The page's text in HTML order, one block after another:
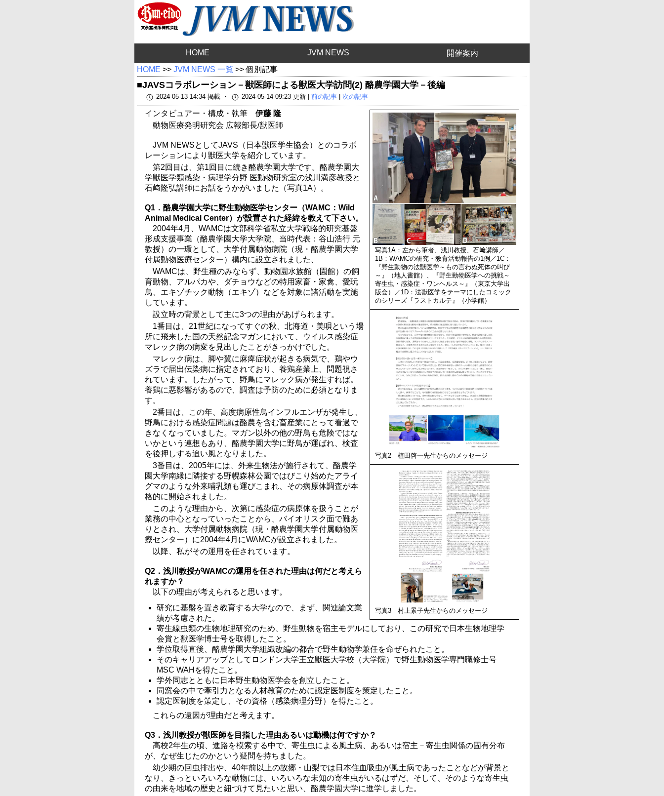
HOME JVM NEWS
開催案内
HOME >> JVM NEWS 一覧 >> 個別記事
■JAVSコラボレーション－獣医師による獣医大学訪問(2) 酪農学園大学－後編
2024-05-13 14:34 掲載 ・ 2024-05-14 09:23 更新 | 前の記事| 次の記事
写真1A：左から筆者、浅川教授、石﨑講師／
1B：WAMCの研究・教育活動報告の1例／1C：
『野生動物の法獣医学～もの言わぬ死体の叫び
～』（地人書館）、『野生動物医学への挑戦～
寄生虫・感染症・ワンヘルス～』（東京大学出
版会）／1D：法獣医学をテーマにしたコミック
のシリーズ『ラストカルテ』（小学館）
写真2 植田啓一先生からのメッセージ
写真3 村上景子先生からのメッセージ
インタビュアー・構成・執筆 伊藤 隆
動物医療発明研究会 広報部長/獣医師
JVM NEWSとしてJAVS（日本獣医学生協会）とのコラボ
レーションにより獣医大学を紹介しています。
第2回目は、第1回目に続き酪農学園大学です。酪農学園大
学獣医学類感染・病理学分野 医動物研究室の浅川満彦教授と
石﨑隆弘講師にお話をうかがいました（写真1A）。
Q1．酪農学園大学に野生動物医学センター（WAMC：Wild
Animal Medical Center）が設置された経緯を教えて下さい。
2004年4月、WAMCは文部科学省私立大学戦略的研究基盤
形成支援事業（酪農学園大学大学院、当時代表：谷山浩行 元
教授）の一環として、大学付属動物病院（現・酪農学園大学
付属動物医療センター）構内に設立されました、
WAMCは、野生種のみならず、動物園水族館（園館）の飼
育動物、アルパカや、ダチョウなどの特用家畜・家禽、愛玩
鳥、エキゾチック動物（エキゾ）などを対象に諸活動を実施
しています。
設立時の背景として主に3つの理由があげられます。
1番目は、21世紀になってすぐの秋、北海道・美唄という場
所に飛来した国の天然記念マガンにおいて、ウイルス感染症
マレック病の病変を見出したことがきっかけでした。
マレック病は、脚や翼に麻痺症状が起きる病気で、鶏やウ
ズラで届出伝染病に指定されており、養鶏産業上、問題視さ
れています。したがって、野鳥にマレック病が発生すれば。
養鶏に悪影響があるので、調査は予防のために必須となりま
す。
2番目は、この年、高度病原性鳥インフルエンザが発生し、
野鳥における感染症問題は酪農を含む畜産業にとって看過で
きなくなっていました。マガン以外の他の野鳥も危険ではな
いかという連想もあり、酪農学園大学に野鳥が運ばれ、検査
を後押しする追い風となりました。
3番目は、2005年には、外来生物法が施行されて、酪農学
園大学南縁に隣接する野幌森林公園ではびこり始めたアライ
グマのような外来哺乳類も運びこまれ、その病原体調査が本
格的に開始されました。
このような理由から、次第に感染症の病原体を扱うことが
業務の中心となっていったことから、バイオリスク面で難あ
りとされ、大学付属動物病院（現・酪農学園大学付属動物医
療センター）に2004年4月にWAMCが設立されました。
以降、私がその運用を任されています。
Q2．浅川教授がWAMCの運用を任された理由は何だと考えら
れますか？
以下の理由が考えられると思います。
研究に基盤を置き教育する大学なので、まず、関連論文業
績が考慮された。
寄生線虫類の生物地理研究のため、野生動物を宿主モデルにしており、この研究で日本生物地理学
会賞と獣医学博士号を取得したこと。
学位取得直後、酪農学園大学組織改編の都合で野生動物学兼任を命ぜられたこと。
そのキャリアアップとしてロンドン大学王立獣医大学校（大学院）で野生動物医学専門職修士号
MSC WAHを得たこと。
学外同志とともに日本野生動物医学会を創立したこと。
同窓会の中で牽引力となる人材教育のために認定医制度を策定したこと。
認定医制度を策定し、その資格（感染病理分野）を得たこと。
これらの遠因が理由だと考えます。
Q3．浅川教授が獣医師を目指した理由あるいは動機は何ですか？
高校2年生の頃、進路を模索する中で、寄生虫による風土病、あるいは宿主－寄生虫関係の固有分布
が、なぜ生じたのかという疑問を持ちました。
幼少期の回虫排出や、40年前以上の故郷・山梨では日本住血吸虫が風土病であったことなどが背景と
なり、きっといろいろな動物には、いろいろな未知の寄生虫がいるはずだ、そして、そのような寄生虫
の由来を地域の歴史と紐づけて見たいと思い、酪農学園大学に進学しました。